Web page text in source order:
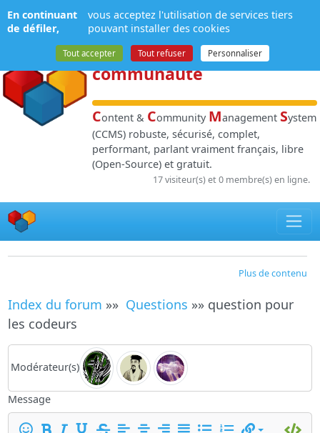
NPDS:Gestion de
contenuet de
communauté
Content & Community Management System
(CCMS) robuste, sécurisé, complet,
performant, parlant vraiment français, libre
(Open-Source) et gratuit.
17 visiteur(s) et 0 membre(s) en ligne.
Plus de contenu
Index du forum »» Questions »» question pour
les codeurs
Modérateur(s)
Message
Panneau de gestion des cookies
En continuant
de défiler,
vous acceptez l'utilisation de services tiers
pouvant installer des cookies
Tout accepter Tout refuser Personnaliser